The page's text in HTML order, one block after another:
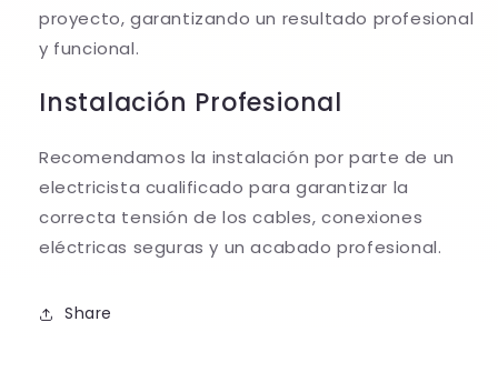
proyecto, garantizando un resultado profesional
y funcional.
Instalación Profesional
Recomendamos la instalación por parte de un
electricista cualificado para garantizar la
correcta tensión de los cables, conexiones
eléctricas seguras y un acabado profesional.
Share